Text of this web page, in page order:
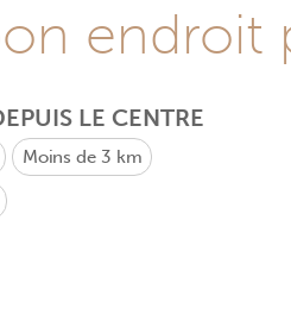
endroit
LE CENTRE
Moins de 3 km